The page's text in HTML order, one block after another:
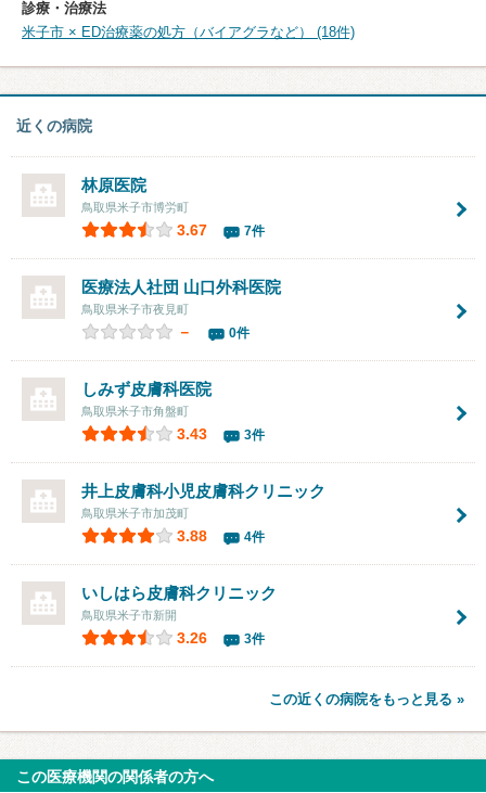
診療・治療法
米子市 × ED治療薬の処方（バイアグラなど） (18件)
近くの病院
林原医院
鳥取県米子市博労町
3.67 7件
医療法人社団 山口外科医院
鳥取県米子市夜見町
－ 0件
しみず皮膚科医院
鳥取県米子市角盤町
3.43 3件
井上皮膚科小児皮膚科クリニック
鳥取県米子市加茂町
3.88 4件
いしはら皮膚科クリニック
鳥取県米子市新開
3.26 3件
この近くの病院をもっと見る »
この医療機関の関係者の方へ